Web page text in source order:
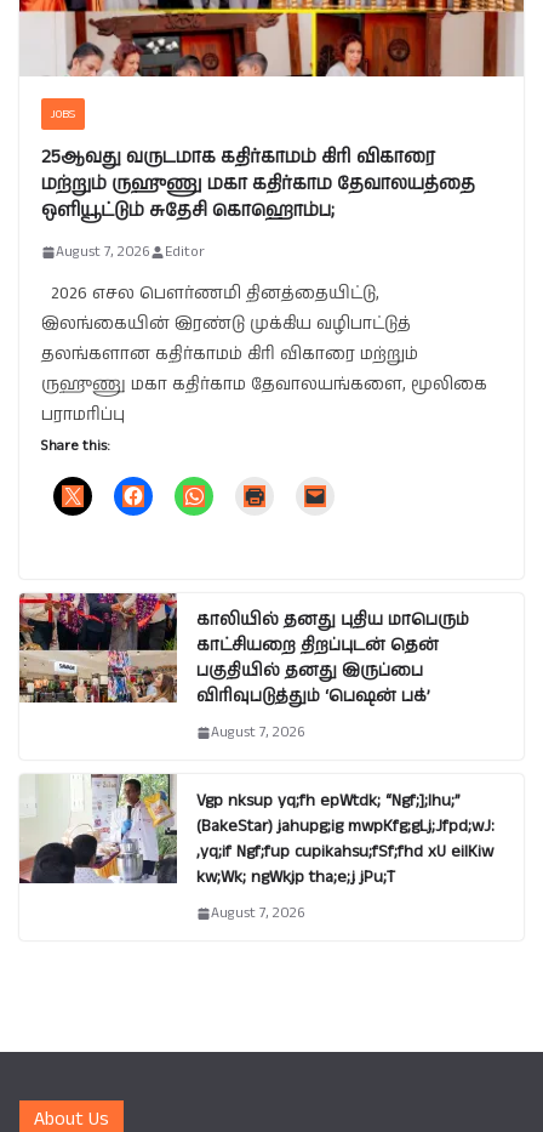
JOBS
25ஆவது வருடமாக கதிர்காமம் கிரி விகாரை
மற்றும் ருஹுணு மகா கதிர்காம தேவாலயத்தை
ஒளியூட்டும் சுதேசி கொஹொம்ப;
August 7, 2026 Editor
2026 எசல பௌர்ணமி தினத்தையிட்டு,
இலங்கையின் இரண்டு முக்கிய வழிபாட்டுத்
தலங்களான கதிர்காமம் கிரி விகாரை மற்றும்
ருஹுணு மகா கதிர்காம தேவாலயங்களை, மூலிகை
பராமரிப்பு
Share this:
காலியில் தனது புதிய மாபெரும்
காட்சியறை திறப்புடன் தென்
பகுதியில் தனது இருப்பை
விரிவுபடுத்தும் ‘பெஷன் பக்’
August 7, 2026
Vgp nksup yq;fh epWtdk; “Ngf;];lhu;”
(BakeStar) jahupg;ig mwpKfg;gLj;Jfpd;wJ:
,yq;if Ngf;fup cupikahsu;fSf;fhd xU eilKiw
kw;Wk; ngWkjp tha;e;j jPu;T
August 7, 2026
About Us